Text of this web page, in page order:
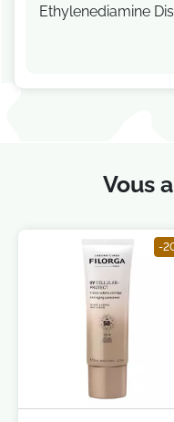
Ethylenediamine
Vous
-